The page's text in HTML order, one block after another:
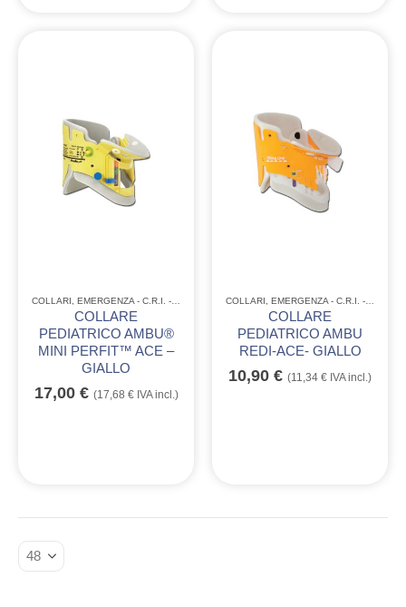
COLLARI , EMERGENZA - C.R.I. - ANPAS
COLLARE
PEDIATRICO AMBU®
MINI PERFIT™ ACE –
GIALLO
17,00 € (17,68 €IVA incl.)
COLLARI , EMERGENZA - C.R.I. - ANPAS
COLLARE
PEDIATRICO AMBU
REDI-ACE- GIALLO
10,90 € (11,34 € IVA incl.)